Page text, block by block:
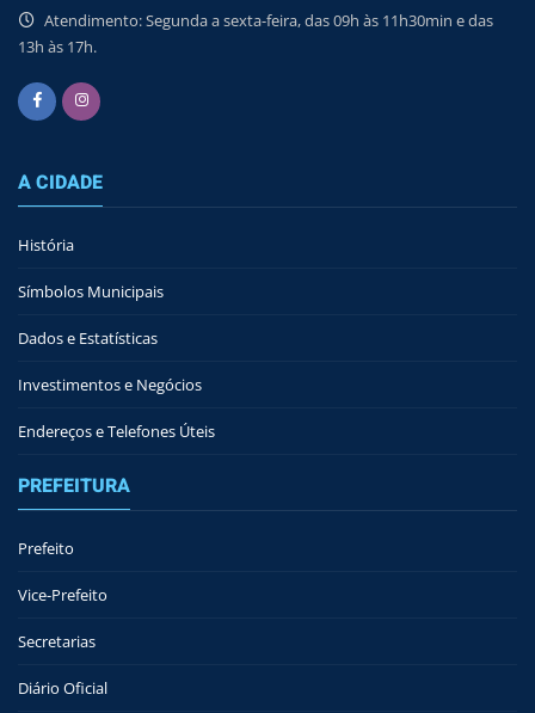
Atendimento: Segunda a sexta-feira, das 09h às 11h30min e das
13h às 17h.
A CIDADE
História
Símbolos Municipais
Dados e Estatísticas
Investimentos e Negócios
Endereços e Telefones Úteis
PREFEITURA
Prefeito
Vice-Prefeito
Secretarias
Diário Oficial